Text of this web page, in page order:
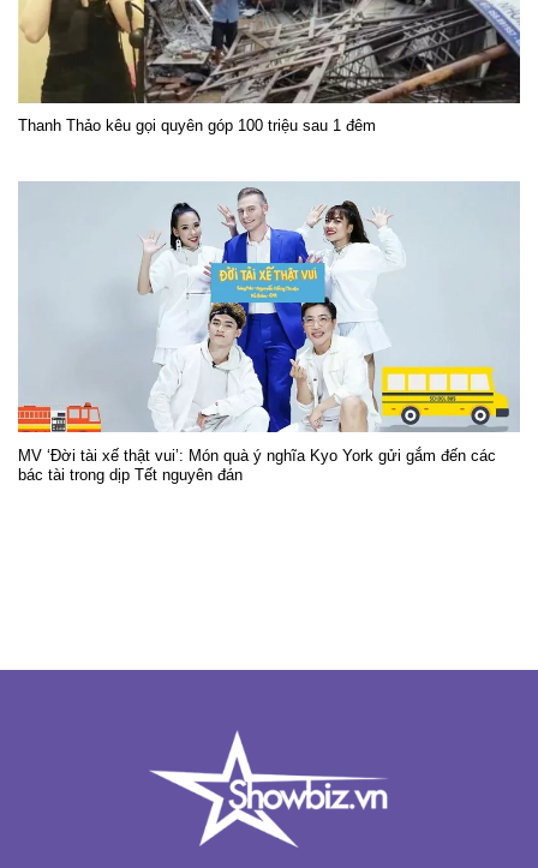
Thanh Thảo kêu gọi quyên góp 100 triệu sau 1 đêm
MV ‘Đời tài xế thật vui’: Món quà ý nghĩa Kyo York gửi gắm đến các
bác tài trong dịp Tết nguyên đán